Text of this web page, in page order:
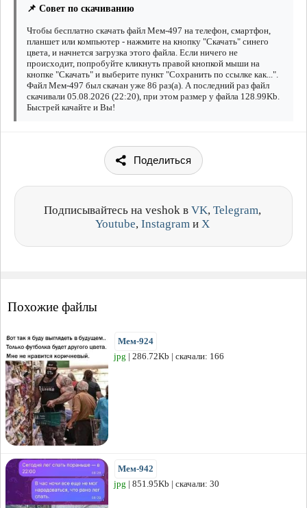
📌 Совет по скачиванию
Чтобы бесплатно скачать файл Мем-497 на телефон, смартфон,
планшет или компьютер - нажмите на кнопку "Скачать" синего
цвета, и начнется загрузка этого файла. Если ничего не
происходит, попробуйте кликнуть правой кнопкой мыши на
кнопке "Скачать" и выберите пункт "Сохранить по ссылке как...".
Файл Мем-497 был скачан уже 86 раз(а). А последний раз файл
скачивали 05.08.2026 (22:20), при этом размер у файла 128.99Kb.
Быстрей качайте и Вы!
Поделиться
Подписывайтесь на veshok в VK, Telegram,
Youtube, Instagram и X
Похожие файлы
Мем-924
jpg | 286.72Kb | скачали: 166
Мем-942
jpg | 851.95Kb | скачали: 30